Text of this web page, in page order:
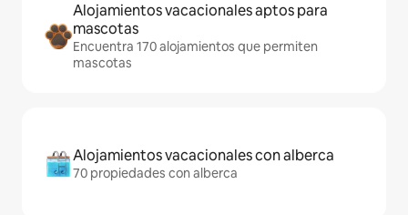
Alojamientos vacacionales aptos para
mascotas
Encuentra 170 alojamientos que permiten
mascotas
Alojamientos vacacionales con alberca
70 propiedades con alberca